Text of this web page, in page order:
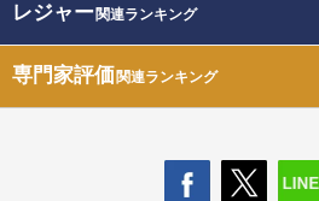
レジャー関連ランキング
専門家評価関連ランキング